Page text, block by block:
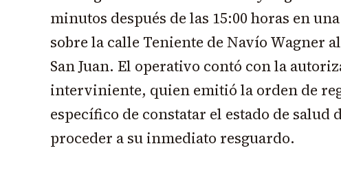
minutos después de las 15:00 horas en
sobre la calle Teniente de Navío Wagner
San Juan. El operativo contó con la
interviniente, quien emitió la orden de
específico de constatar el estado de salud
proceder a su inmediato resguardo.